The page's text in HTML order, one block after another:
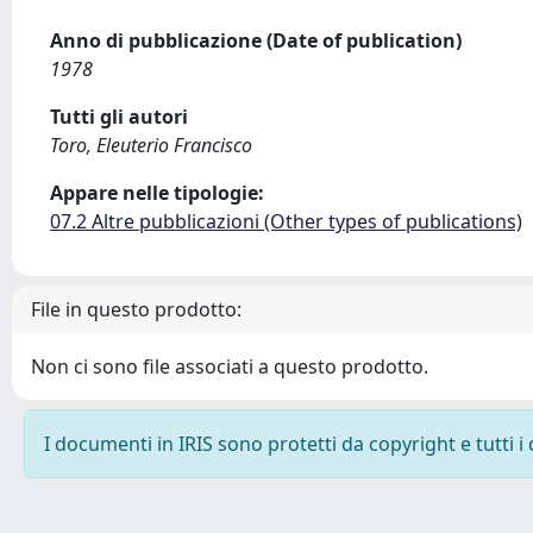
Anno di pubblicazione (Date of publication)
1978
Tutti gli autori
Toro, Eleuterio Francisco
Appare nelle tipologie:
07.2 Altre pubblicazioni (Other types of publications)
File in questo prodotto:
Non ci sono file associati a questo prodotto.
I documenti in IRIS sono protetti da copyright e tutti